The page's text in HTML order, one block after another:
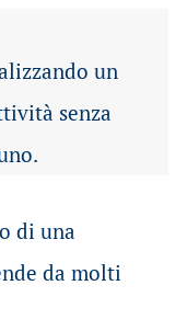
un
senza
di una
da molti